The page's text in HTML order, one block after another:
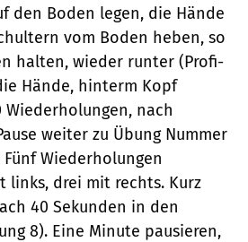
den Boden legen, die Hände
vom Boden heben, so
halten, wieder runter (Profi-
Hände, hinterm Kopf
Wiederholungen, nach
weiter zu Übung Nummer
Wiederholungen
links, drei mit rechts. Kurz
40 Sekunden in den
8). Eine Minute pausieren,